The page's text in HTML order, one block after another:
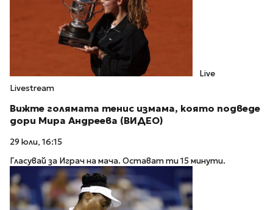
Live
Livestream
Вижте голямата тенис измама, която подведе
дори Мира Андреева (ВИДЕО)
29 юли, 16:15
Гласувай за Играч на мача. Остават ти 15 минути.